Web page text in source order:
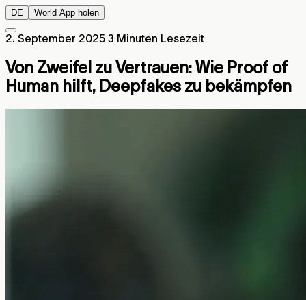
DE World App holen
2. September 2025 3 Minuten Lesezeit
Von Zweifel zu Vertrauen: Wie Proof of
Human hilft, Deepfakes zu bekämpfen